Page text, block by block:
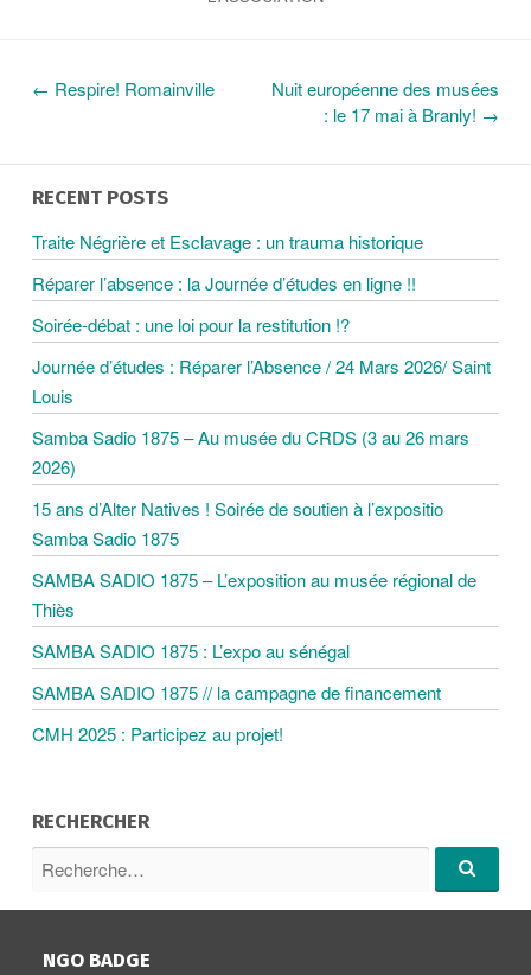
N
A
V
I
G
A
T
I
O
N
D
E
S
A
← Respire! Romainville
Nuit européenne des musées
: le 17 mai à Branly! →
RECENT POSTS
Traite Négrière et Esclavage : un trauma historique
Réparer l’absence : la Journée d’études en ligne !!
Soirée-débat : une loi pour la restitution !?
Journée d’études : Réparer l’Absence / 24 Mars 2026/ Saint
Louis
Samba Sadio 1875 – Au musée du CRDS (3 au 26 mars
2026)
15 ans d’Alter Natives ! Soirée de soutien à l’expositio
Samba Sadio 1875
SAMBA SADIO 1875 – L’exposition au musée régional de
Thiès
SAMBA SADIO 1875 : L’expo au sénégal
SAMBA SADIO 1875 // la campagne de financement
CMH 2025 : Participez au projet!
RECHERCHER
R
c
R
e
NGO BADGE